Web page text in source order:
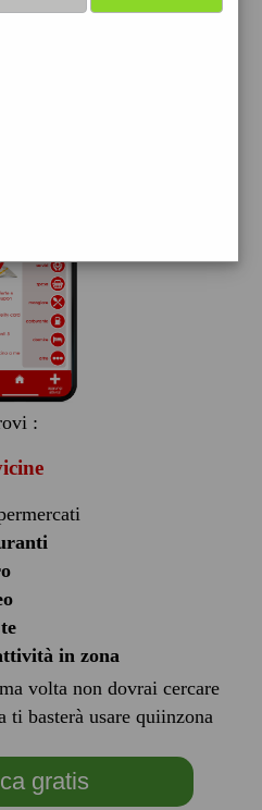
:
in zona
volta non dovrai cercare
ti basterà usare quiinzona
gratis